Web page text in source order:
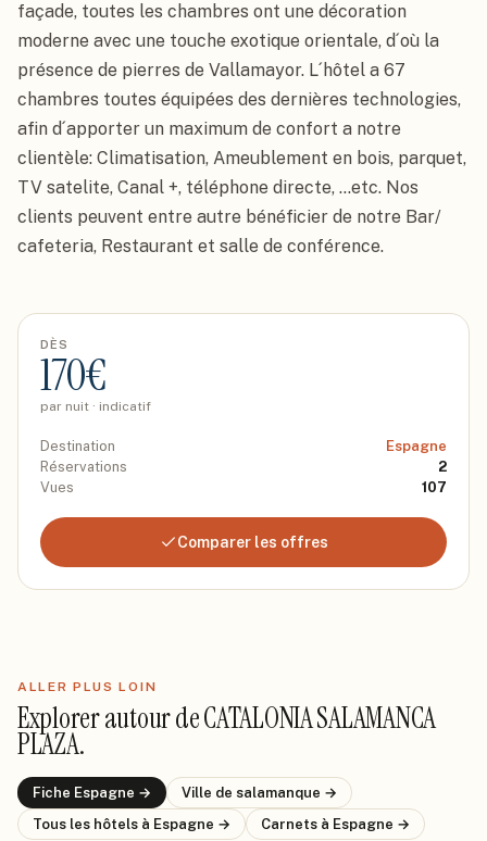
façade, toutes les chambres ont une décoration
moderne avec une touche exotique orientale, d´où la
présence de pierres de Vallamayor. L´hôtel a 67
chambres toutes équipées des dernières technologies,
afin d´apporter un maximum de confort a notre
clientèle: Climatisation, Ameublement en bois, parquet,
TV satelite, Canal +, téléphone directe, ...etc. Nos
clients peuvent entre autre bénéficier de notre Bar/
cafeteria, Restaurant et salle de conférence.
DÈS
170€
par nuit · indicatif
Destination
Espagne
Réservations
2
Vues
107
Comparer les offres
ALLER PLUS LOIN
Explorer autour deCATALONIA SALAMANCA
PLAZA.
Fiche Espagne → Ville de salamanque →
Tous les hôtels à Espagne → Carnets à Espagne →